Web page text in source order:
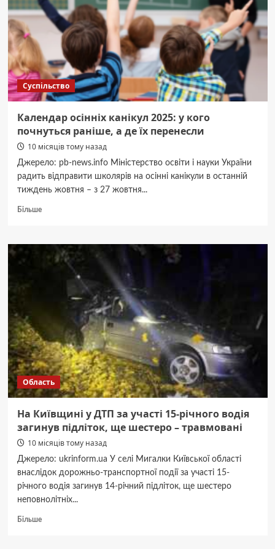
аеродромів
Суспільство
Календар осінніх канікул 2025: у кого
почнуться раніше, а де їх перенесли
10 місяців тому назад
Джерело: pb-news.info Міністерство освіти і науки України
радить відправити школярів на осінні канікули в останній
тиждень жовтня – з 27 жовтня...
БільшеДокладніше
осінніх
канікул
почнуться
де
їх
перенесли
Область
На Київщині у ДТП за участі 15-річного водія
загинув підліток, ще шестеро – травмовані
10 місяців тому назад
Джерело: ukrinform.ua У селі Мигалки Київської області
внаслідок дорожньо-транспортної події за участі 15-
річного водія загинув 14-річний підліток, ще шестеро
неповнолітніх...
БільшеДокладніше